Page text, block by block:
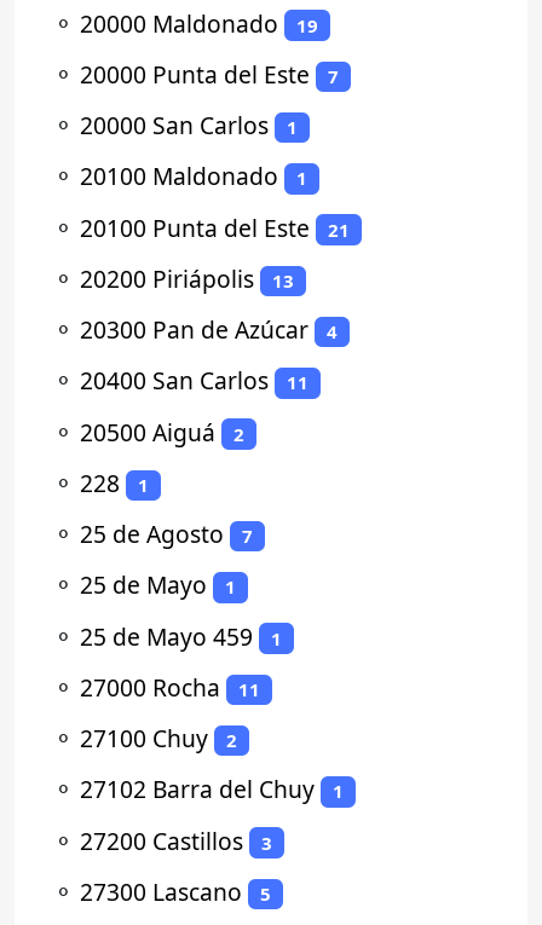
⚬ 20000 Maldonado 19
⚬ 20000 Punta del Este 7
⚬ 20000 San Carlos 1
⚬ 20100 Maldonado 1
⚬ 20100 Punta del Este 21
⚬ 20200 Piriápolis 13
⚬ 20300 Pan de Azúcar 4
⚬ 20400 San Carlos 11
⚬ 20500 Aiguá 2
⚬ 228 1
⚬ 25 de Agosto 7
⚬ 25 de Mayo 1
⚬ 25 de Mayo 459 1
⚬ 27000 Rocha 11
⚬ 27100 Chuy 2
⚬ 27102 Barra del Chuy 1
⚬ 27200 Castillos 3
⚬ 27300 Lascano 5